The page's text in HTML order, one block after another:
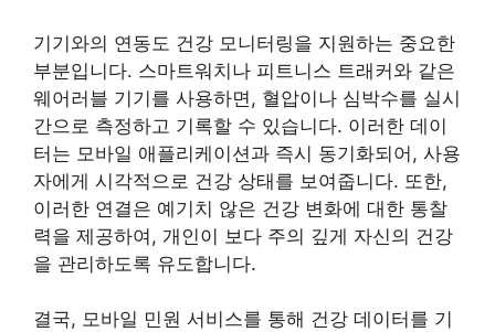
기기와의 연동도 건강 모니터링을 지원하는 중요한
부분입니다. 스마트워치나 피트니스 트래커와 같은
웨어러블 기기를 사용하면, 혈압이나 심박수를 실시
간으로 측정하고 기록할 수 있습니다. 이러한 데이
터는 모바일 애플리케이션과 즉시 동기화되어, 사용
자에게 시각적으로 건강 상태를 보여줍니다. 또한,
이러한 연결은 예기치 않은 건강 변화에 대한 통찰
력을 제공하여, 개인이 보다 주의 깊게 자신의 건강
을 관리하도록 유도합니다.
결국, 모바일 민원 서비스를 통해 건강 데이터를 기